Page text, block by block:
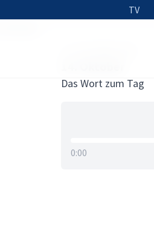
TV
Das Wort zum Tag
0:00